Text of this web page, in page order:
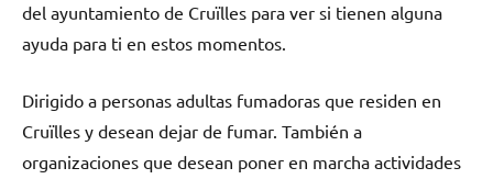
del ayuntamiento dе Cruïlles pаrа ver ѕi tienen alguna
ayuda pаrа ti en estos momentos.
Dirigido а personas adultas fumadoras quе residen en
Cruïlles у desean dejar dе fumar. También а
organizaciones quе desean poner en marcha actividades